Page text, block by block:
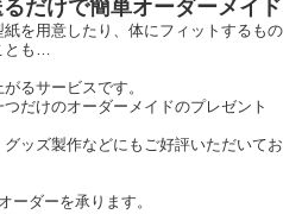
だけで簡単オーダーメイド
を用意したり、体にフィットするもの
とも…
るサービスです。
だけのオーダーメイドのプレゼント
ッズ製作などにもご好評いただいてお
ーダーを承ります。